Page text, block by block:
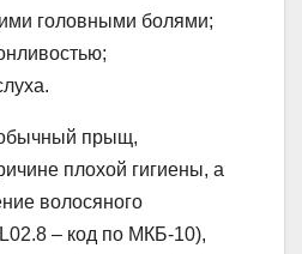
головными болями;
обычный прыщ,
плохой гигиены, а
волосяного
– код по МКБ-10),